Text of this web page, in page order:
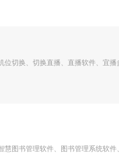
位切换、切换直播、直播软件、宜
慧图书管理软件、图书管理系统软